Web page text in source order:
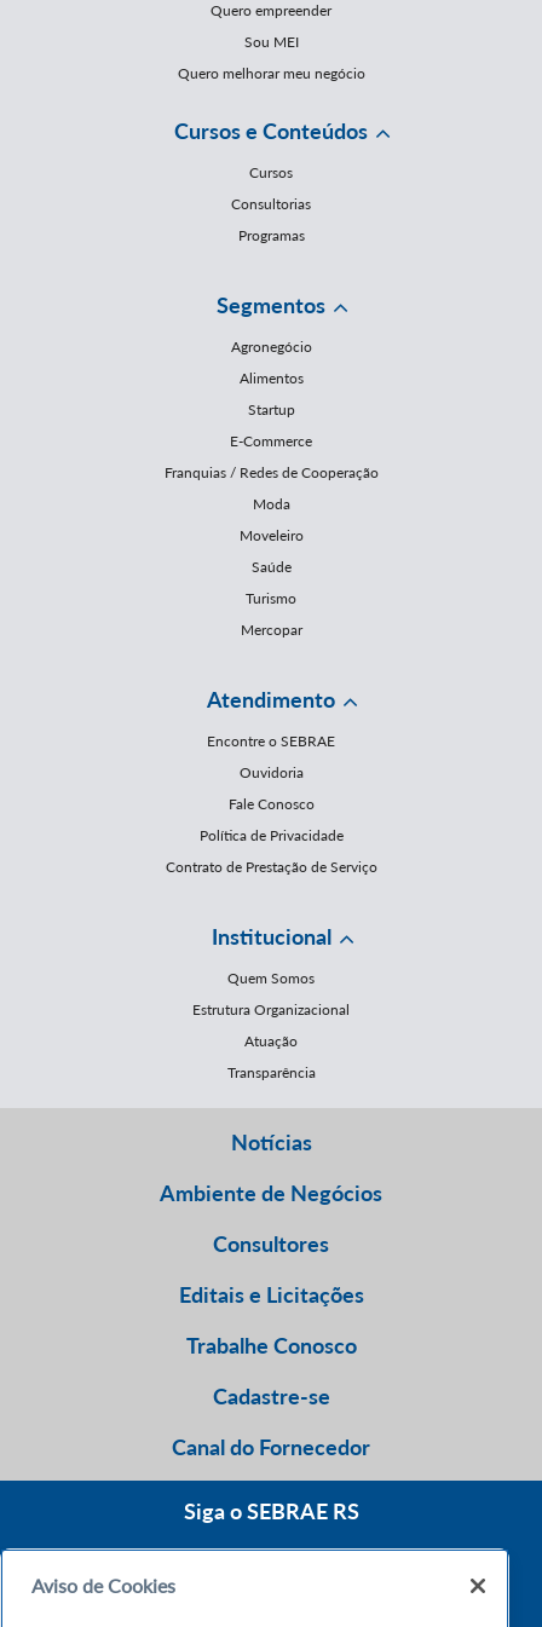
Quero empreender
Sou MEI
Quero melhorar meu negócio
Cursos e Conteúdos
Cursos
Consultorias
Programas
Segmentos
Agronegócio
Alimentos
Startup
E-Commerce
Franquias / Redes de Cooperação
Moda
Moveleiro
Saúde
Turismo
Mercopar
Atendimento
Encontre o SEBRAE
Ouvidoria
Fale Conosco
Política de Privacidade
Contrato de Prestação de Serviço
Institucional
Quem Somos
Estrutura Organizacional
Atuação
Transparência
Notícias
Ambiente de Negócios
Consultores
Editais e Licitações
Trabalhe Conosco
Cadastre-se
Canal do Fornecedor
Siga o SEBRAE RS
Aviso de Cookies